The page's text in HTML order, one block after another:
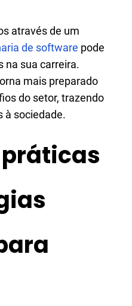
através de um
de software pode
na sua carreira.
mais preparado
do setor, trazendo
à sociedade.